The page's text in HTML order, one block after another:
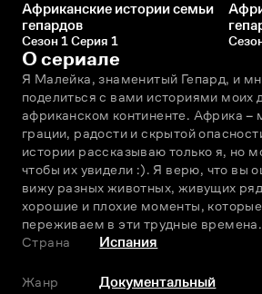
Африканские истории семьи
гепардов
Сезон 1 Серия 1
О сериале
Я Малейка, знаменитый Гепард, и
поделиться с вами историями моих
африканском континенте. Африка –
грации, радости и скрытой
истории рассказываю только я, но
чтобы их увидели :). Я верю, что вы
вижу разных животных, живущих
хорошие и плохие моменты,
переживаем в эти трудные времена.
Страна
Испания
Жанр Документальный